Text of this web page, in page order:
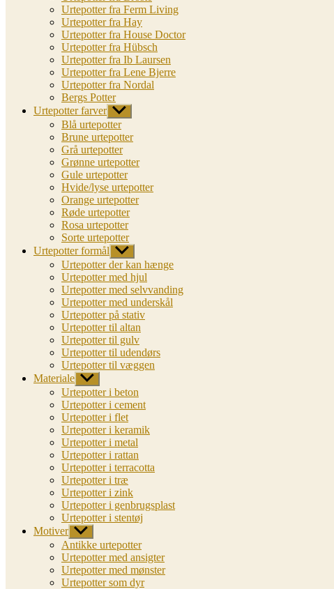
Urtepotter fra Ferm Living
Urtepotter fra Hay
Urtepotter fra House Doctor
Urtepotter fra Hübsch
Urtepotter fra Ib Laursen
Urtepotter fra Lene Bjerre
Urtepotter fra Nordal
Bergs Potter
Urtepotter farver Vis
undermenu
Blå urtepotter
Brune urtepotter
Grå urtepotter
Grønne urtepotter
Gule urtepotter
Hvide/lyse urtepotter
Orange urtepotter
Røde urtepotter
Rosa urtepotter
Sorte urtepotter
Urtepotter formål Vis
undermenu
Urtepotter der kan hænge
Urtepotter med hjul
Urtepotter med selvvanding
Urtepotter med underskål
Urtepotter på stativ
Urtepotter til altan
Urtepotter til gulv
Urtepotter til udendørs
Urtepotter til væggen
Materiale Vis
undermenu
Urtepotter i beton
Urtepotter i cement
Urtepotter i flet
Urtepotter i keramik
Urtepotter i metal
Urtepotter i rattan
Urtepotter i terracotta
Urtepotter i træ
Urtepotter i zink
Urtepotter i genbrugsplast
Urtepotter i stentøj
Motiver Vis
undermenu
Antikke urtepotter
Urtepotter med ansigter
Urtepotter med mønster
Urtepotter som dyr